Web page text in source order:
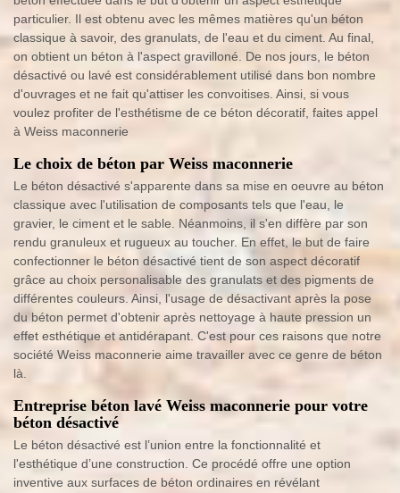
particulier. Il est obtenu avec les mêmes matières qu'un béton
classique à savoir, des granulats, de l'eau et du ciment. Au final,
on obtient un béton à l'aspect gravilloné. De nos jours, le béton
désactivé ou lavé est considérablement utilisé dans bon nombre
d'ouvrages et ne fait qu'attiser les convoitises. Ainsi, si vous
voulez profiter de l'esthétisme de ce béton décoratif, faites appel
à Weiss maconnerie
Le choix de béton par Weiss maconnerie
Le béton désactivé s'apparente dans sa mise en oeuvre au béton
classique avec l'utilisation de composants tels que l'eau, le
gravier, le ciment et le sable. Néanmoins, il s'en diffère par son
rendu granuleux et rugueux au toucher. En effet, le but de faire
confectionner le béton désactivé tient de son aspect décoratif
grâce au choix personalisable des granulats et des pigments de
différentes couleurs. Ainsi, l'usage de désactivant après la pose
du béton permet d'obtenir après nettoyage à haute pression un
effet esthétique et antidérapant. C'est pour ces raisons que notre
société Weiss maconnerie aime travailler avec ce genre de béton
là.
Entreprise béton lavé Weiss maconnerie pour votre
béton désactivé
Le béton désactivé est l’union entre la fonctionnalité et
l'esthétique d’une construction. Ce procédé offre une option
inventive aux surfaces de béton ordinaires en révélant